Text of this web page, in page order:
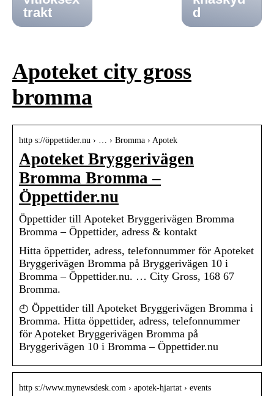
trakt
d
Apoteket city gross
bromma
http s://öppettider.nu › … › Bromma › Apotek
Apoteket Bryggerivägen
Bromma Bromma –
Öppettider.nu
Öppettider till Apoteket Bryggerivägen Bromma
Bromma – Öppettider, adress & kontakt
Hitta öppettider, adress, telefonnummer för Apoteket
Bryggerivägen Bromma på Bryggerivägen 10 i
Bromma – Öppettider.nu. … City Gross, 168 67
Bromma.
◴ Öppettider till Apoteket Bryggerivägen Bromma i
Bromma. Hitta öppettider, adress, telefonnummer
för Apoteket Bryggerivägen Bromma på
Bryggerivägen 10 i Bromma – Öppettider.nu
http s://www.mynewsdesk.com › apotek-hjartat › events